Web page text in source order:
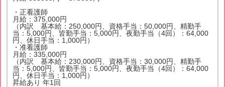
・正看護師
月給：375,000円
（内訳 基本給：250,000円、資格手当：50,000円、精勤手
当：5,000円、皆勤手当：5,000円、夜勤手当（4回）：64,000
円、休日手当：1,000円）
・准看護師
月給：335,000円
（内訳 基本給：230,000円、資格手当：30,000円、精勤手
当：5,000円、皆勤手当：5,000円、夜勤手当（4回）：64,000
円、休日手当：1,000円）
昇給あり 年1回